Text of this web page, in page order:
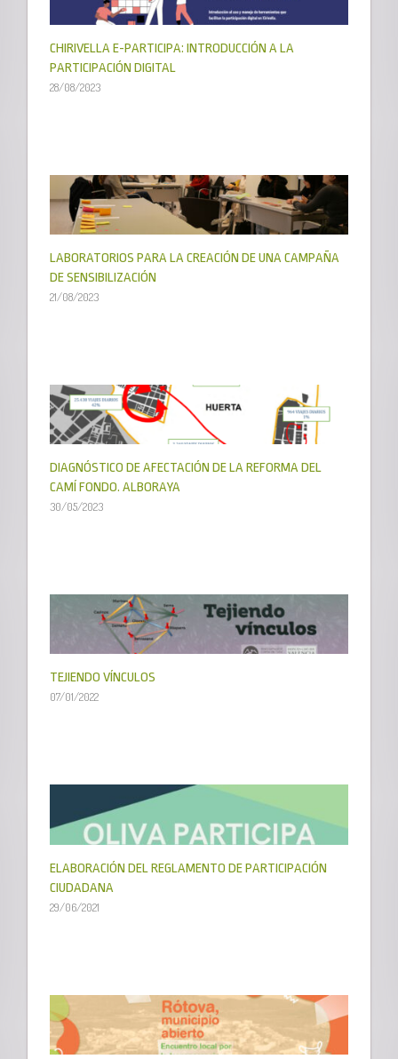
CHIRIVELLA E-PARTICIPA: INTRODUCCIÓN A LA
PARTICIPACIÓN DIGITAL
28/08/2023
LABORATORIOS PARA LA CREACIÓN DE UNA CAMPAÑA
DE SENSIBILIZACIÓN
21/08/2023
DIAGNÓSTICO DE AFECTACIÓN DE LA REFORMA DEL
CAMÍ FONDO. ALBORAYA
30/05/2023
TEJIENDO VÍNCULOS
07/01/2022
ELABORACIÓN DEL REGLAMENTO DE PARTICIPACIÓN
CIUDADANA
29/06/2021